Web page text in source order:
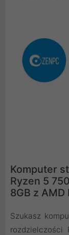
Komputer
Ryzen 5
8GB z AMD
Szukasz
rozdzielczości